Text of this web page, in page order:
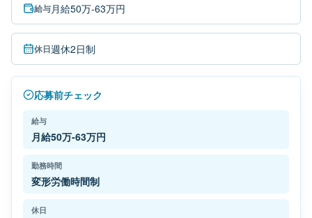
給与月給50万-63万円
休日週休2日制
応募前チェック
給与
月給50万-63万円
勤務時間
変形労働時間制
休日